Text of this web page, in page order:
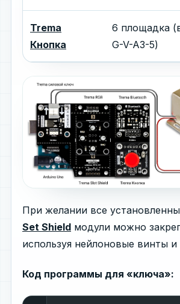
Trema
Кнопка
6 площадка
G-V-A3-5)
При желании все
Set Shield модули можно
используя нейлоновые винты и
Код программы для «ключа»: